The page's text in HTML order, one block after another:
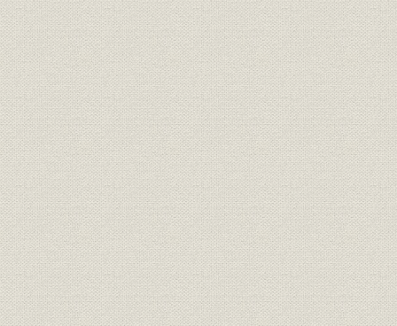
一 国内業務整備の必要
二 明治四四年の本行法改正
第四款 大正三年の本行法改正
一 大正二年の定款改正
二 大正三年の本行法改正
第三節 本行組織の変更
一 重役職員制度の改正
二 本店内部機構の改正
三 支店の改変